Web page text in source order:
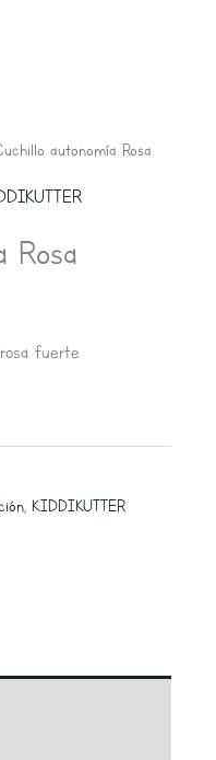
autonomía Rosa
Rosa
fuerte
, KIDDIKUTTER